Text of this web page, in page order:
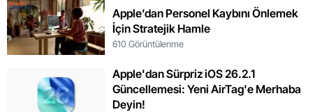
Apple’dan Personel Kaybını Önlemek
İçin Stratejik Hamle
610 Görüntülenme
Apple'dan Sürpriz iOS 26.2.1
Güncellemesi: Yeni AirTag'e Merhaba
Deyin!